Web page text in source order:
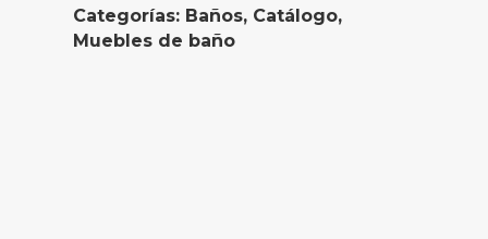
Categorías: Baños, Catálogo,
Muebles de baño